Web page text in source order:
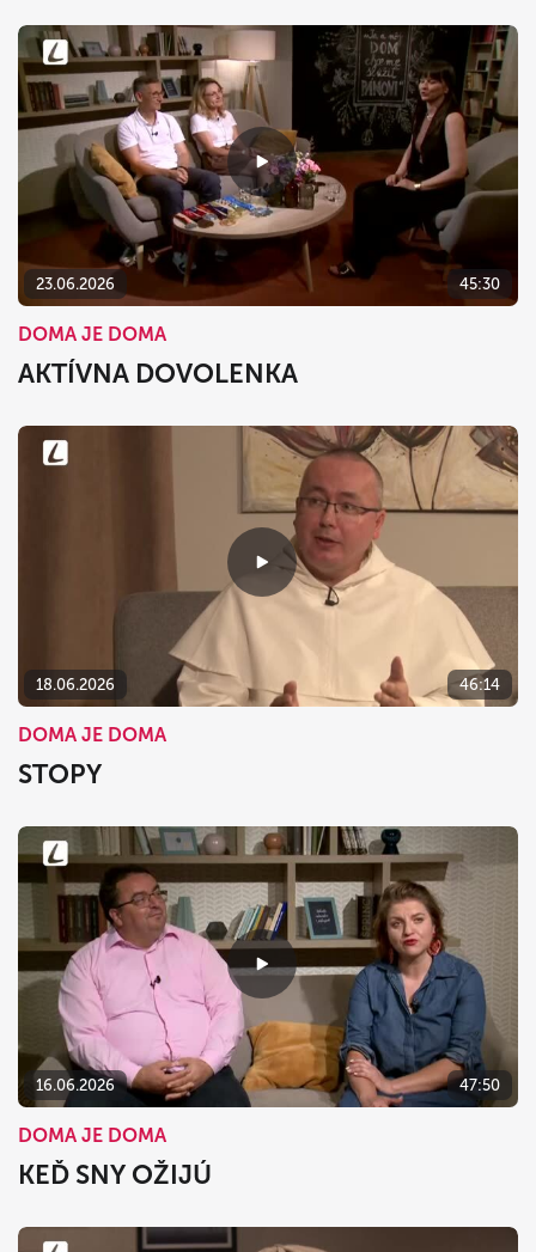
23.06.2026 45:30
DOMA JE DOMA
AKTÍVNA DOVOLENKA
18.06.2026 46:14
DOMA JE DOMA
STOPY
16.06.2026 47:50
DOMA JE DOMA
KEĎ SNY OŽIJÚ